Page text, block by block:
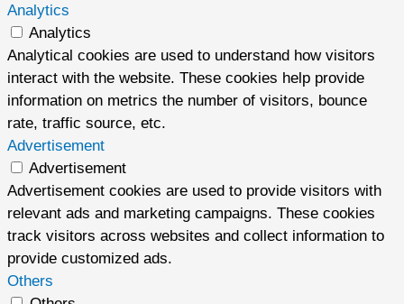
Analytics
Analytics
Analytical cookies are used to understand how visitors
interact with the website. These cookies help provide
information on metrics the number of visitors, bounce
rate, traffic source, etc.
Advertisement
Advertisement
Advertisement cookies are used to provide visitors with
relevant ads and marketing campaigns. These cookies
track visitors across websites and collect information to
provide customized ads.
Others